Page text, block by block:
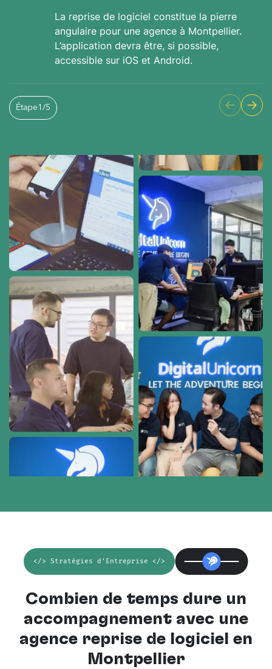
La reprise de logiciel constitue la pierre
angulaire pour une agence à Montpellier.
L’application devra être, si possible,
accessible sur iOS et Android.
Étape1 /5
</> Stratégies d'Entreprise </>
Combien de temps dure un
accompagnement avec une
agence reprise de logiciel en
Montpellier